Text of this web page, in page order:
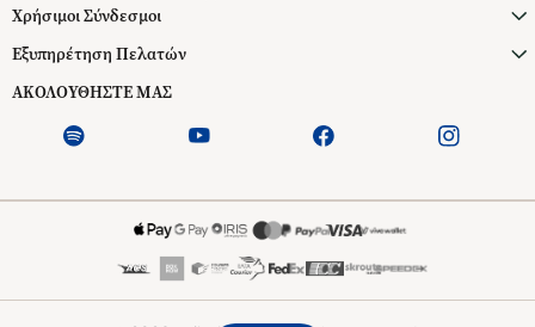
Χρήσιμοι Σύνδεσμοι
Εξυπηρέτηση Πελατών
ΑΚΟΛΟΥΘΗΣΤΕ ΜΑΣ